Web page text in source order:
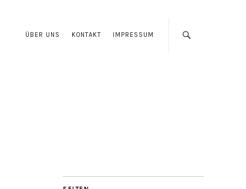
ÜBER UNS KONTAKT IMPRESSUM